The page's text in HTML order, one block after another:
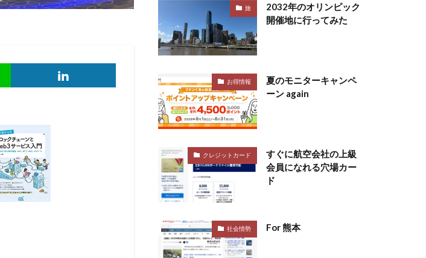
旅
2032年のオリンピック
開催地に行ってみた
お得情報
夏のモニターキャンペ
ーン again
クレジットカード
すぐに航空会社の上級
会員になれる穴場カー
ド
社会情勢 For 熊本